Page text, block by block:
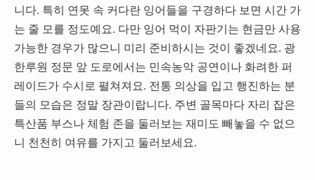
니다. 특히 연못 속 커다란 잉어들을 구경하다 보면 시간 가
는 줄 모를 정도예요. 다만 잉어 먹이 자판기는 현금만 사용
가능한 경우가 많으니 미리 준비하시는 것이 좋겠네요. 광
한루원 정문 앞 도로에서는 민속농악 공연이나 화려한 퍼
레이드가 수시로 펼쳐져요. 전통 의상을 입고 행진하는 분
들의 모습은 정말 장관이랍니다. 주변 골목마다 자리 잡은
특산품 부스나 체험 존을 둘러보는 재미도 빼놓을 수 없으
니 천천히 여유를 가지고 둘러보세요.